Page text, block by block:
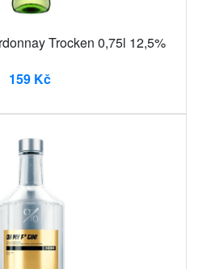
Trocken 0,75l 12,5%
159 Kč